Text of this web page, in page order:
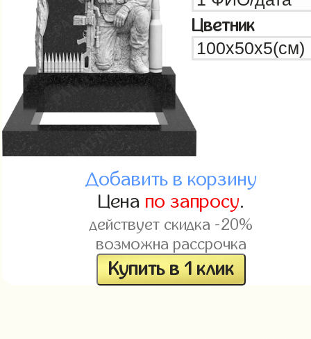
Цветник
Добавить в корзину
Цена по запросу.
действует скидка -20%
возможна рассрочка
Купить в 1 клик